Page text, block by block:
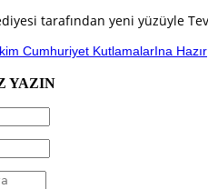
tarafından yeni yüzüyle
Cumhuriyet KutlamalarIna Hazır
YAZIN